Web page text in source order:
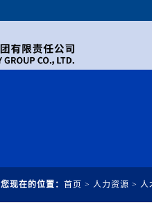
您现在的位置： 首页 > 人力资源 > 人